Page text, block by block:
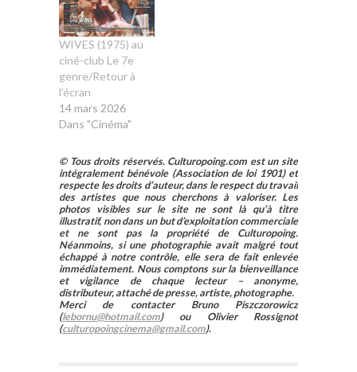
WIVES (1975) au
ciné-club Le 7e
genre/Retour à
l’écran
14 mars 2026
Dans "Cinéma"
© Tous droits réservés. Culturopoing.com est un site
intégralement bénévole (Association de loi 1901) et
respecte les droits d’auteur, dans le respect du travail
des artistes que nous cherchons à valoriser. Les
photos visibles sur le site ne sont là qu’à titre
illustratif, non dans un but d’exploitation commerciale
et ne sont pas la propriété de Culturopoing.
Néanmoins, si une photographie avait malgré tout
échappé à notre contrôle, elle sera de fait enlevée
immédiatement. Nous comptons sur la bienveillance
et vigilance de chaque lecteur – anonyme,
distributeur, attaché de presse, artiste, photographe.
Merci de contacter Bruno Piszczorowicz
(lebornu@hotmail.com) ou Olivier Rossignot
(culturopoingcinema@gmail.com).